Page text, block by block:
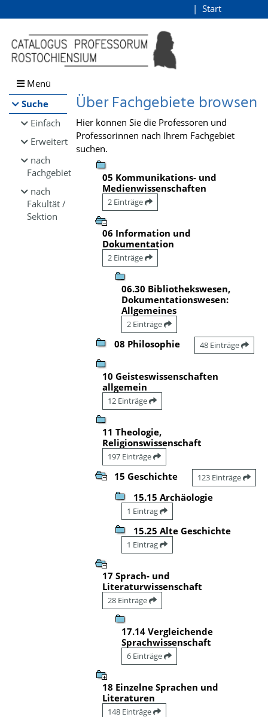
Browsen
direkt zum Inhalt
Start
Menü
Suche
Einfach
Erweitert
nach
Fachgebiet
nach
Fakultät /
Sektion
Über Fachgebiete browsen
Hier können Sie die Professoren und
Professorinnen nach Ihrem Fachgebiet
suchen.
05 Kommunikations- und
Medienwissenschaften
2 Einträge
06 Information und
Dokumentation
2 Einträge
06.30 Bibliothekswesen,
Dokumentationswesen:
Allgemeines
2 Einträge
08 Philosophie 48 Einträge
10 Geisteswissenschaften
allgemein
12 Einträge
11 Theologie,
Religionswissenschaft
197 Einträge
15 Geschichte 123 Einträge
15.15 Archäologie
1 Eintrag
15.25 Alte Geschichte
1 Eintrag
17 Sprach- und
Literaturwissenschaft
28 Einträge
17.14 Vergleichende
Sprachwissenschaft
6 Einträge
18 Einzelne Sprachen und
Literaturen
148 Einträge